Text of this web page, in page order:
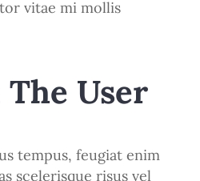
vitae mi mollis
The User
tempus, feugiat enim
scelerisque risus vel